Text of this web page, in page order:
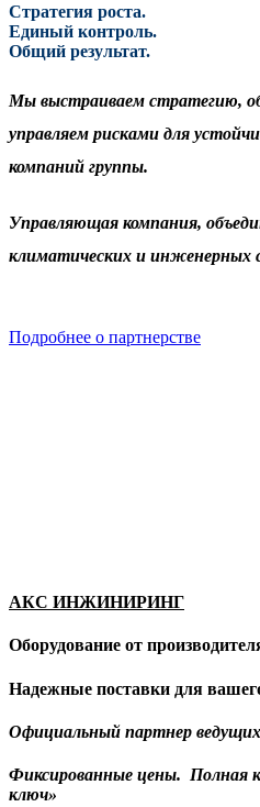
Стратегия роста.
Единый контроль.
Общий результат.
Мы выстраиваем стратегию,
управляем рисками для
компаний группы.
Управляющая компания,
климатических и инженерных
Подробнее о партнерстве
АКС ИНЖИНИРИНГ
Оборудование от
Надежные поставки для
Официальный партнер ведущих
Фиксированные цены. Полная
ключ»